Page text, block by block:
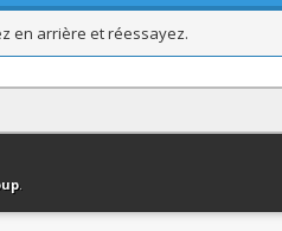
en arrière et réessayez.
bas-débit (Archivé) Syndication RSS
.